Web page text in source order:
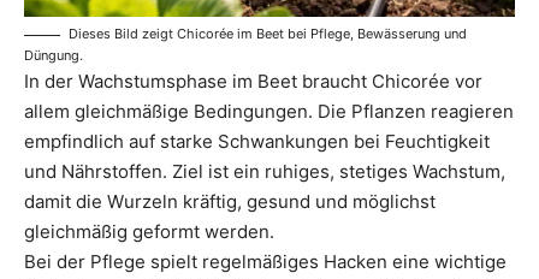
Dieses Bild zeigt Chicorée im Beet bei Pflege, Bewässerung und
Düngung.
In der Wachstumsphase im Beet braucht Chicorée vor
allem gleichmäßige Bedingungen. Die Pflanzen reagieren
empfindlich auf starke Schwankungen bei Feuchtigkeit
und Nährstoffen. Ziel ist ein ruhiges, stetiges Wachstum,
damit die Wurzeln kräftig, gesund und möglichst
gleichmäßig geformt werden.
Bei der Pflege spielt regelmäßiges Hacken eine wichtige